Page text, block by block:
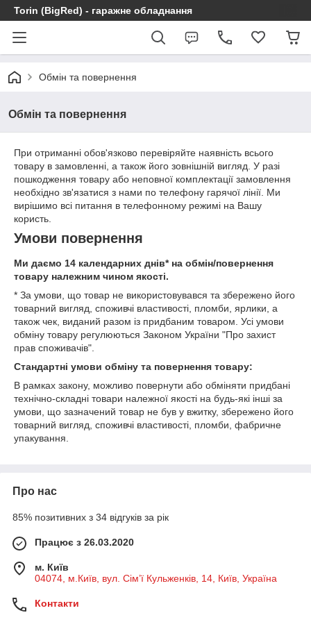
Torin (BigRed) - гаражне обладнання
Обмін та повернення
Обмін та повернення
При отриманні обов'язково перевіряйте наявність всього
товару в замовленні, а також його зовнішній вигляд. У разі
пошкодження товару або неповної комплектації замовлення
необхідно зв'язатися з нами по телефону гарячої лінії. Ми
вирішимо всі питання в телефонному режимі на Вашу
користь.
Умови повернення
Ми даємо 14 календарних днів* на обмін/повернення
товару належним чином якості.
* За умови, що товар не використовувався та збережено його
товарний вигляд, споживчі властивості, пломби, ярлики, а
також чек, виданий разом із придбаним товаром. Усі умови
обміну товару регулюються Законом України "Про захист
прав споживачів".
Стандартні умови обміну та повернення товару:
В рамках закону, можливо повернути або обміняти придбані
технічно-складні товари належної якості на будь-які інші за
умови, що зазначений товар не був у вжитку, збережено його
товарний вигляд, споживчі властивості, пломби, фабричне
упакування.
Про нас
85% позитивних з 34 відгуків за рік
Працює з 26.03.2020
м. Київ
04074, м.Київ, вул. Сім’ї Кульженків, 14, Київ, Україна
Контакти